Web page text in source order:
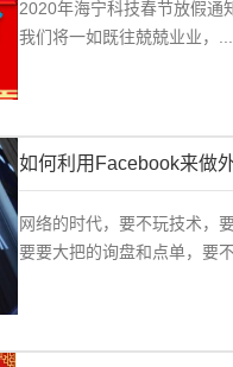
2020年海宁科技春节放假通
我们将一如既往兢兢业业，...
如何利用Facebook来做
网络的时代，要不玩技术，
要要大把的询盘和点单，要